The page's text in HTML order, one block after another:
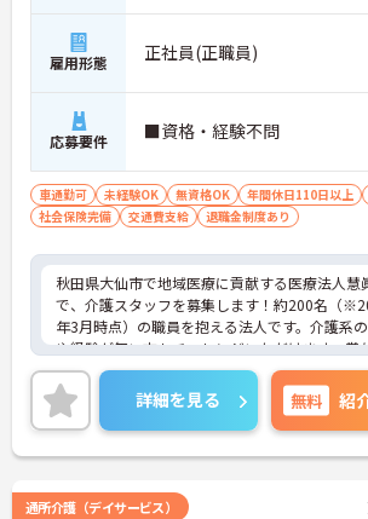
雇用形態 正社員(正職員)
応募要件 ■資格・経験不問
車通勤可 未経験OK 無資格OK 年間休日110日以上
社会保険完備
交通費支給 退職金制度あり
秋田県大仙市で地域医療に貢献する医療法人慧
で、介護スタッフを募集します！約200名（
年3月時点）の職員を抱える法人です。介護系
や経験が無い方もチャレンジいただけます。賞
3.8ヶ月分の支給実績あがり、モチベーション
ながります。年間休日は120日と多く、ワークラ
フバランスを重視した働き方も叶います。ご興
ある方には、面接対策ポイントなど、さらに詳
お話ししますのでお気軽にご相談ください！
詳細を見る 無料 紹
通所介護（デイサービス）